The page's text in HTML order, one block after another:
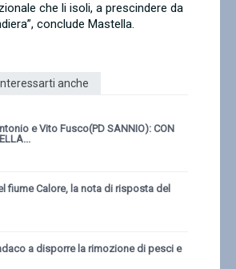
che li isoli, a prescindere da
conclude Mastella.
anche
e Vito Fusco(PD SANNIO): CON
fiume Calore, la nota di risposta del
a disporre la rimozione di pesci e